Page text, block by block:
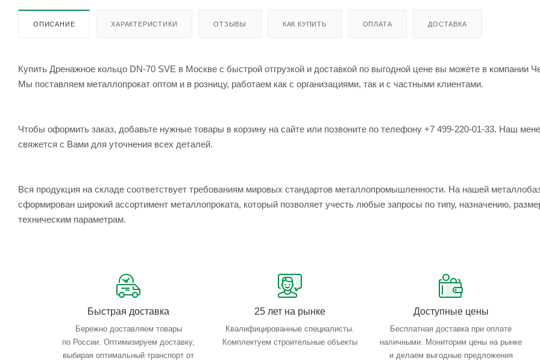
ОПИСАНИЕ ХАРАКТЕРИСТИКИ ОТЗЫВЫ КАК КУПИТЬ ОПЛАТА ДОСТАВКА
Купить Дренажное кольцо DN-70 SVE в Москве с быстрой отгрузкой и доставкой по выгодной цене вы можете в компании
Мы поставляем металлопрокат оптом и в розницу, работаем как с организациями, так и с частными клиентами.
Чтобы оформить заказ, добавьте нужные товары в корзину на сайте или позвоните по телефону +7 499-220-01-33. Наш
свяжется с Вами для уточнения всех деталей.
Вся продукция на складе соответствует требованиям мировых стандартов металлопромышленности. На нашей
сформирован широкий ассортимент металлопроката, который позволяет учесть любые запросы по типу, назначению,
техническим параметрам.
Быстрая доставка
Бережно доставляем товары
по России. Оптимизируем доставку,
выбирая оптимальный транспорт от
25 лет на рынке
Квалифицированные специалисты.
Комплектуем строительные объекты
Доступные цены
Бесплатная доставка при оплате
наличными. Мониторим цены на рынке
и делаем выгодные предложения